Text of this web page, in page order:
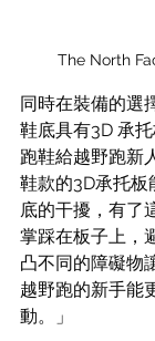
The North
同時在裝備的選
鞋底具有3D 承
跑鞋給越野跑新
鞋款的3D承托板
底的干擾，有了
掌踩在板子上，
凸不同的障礙物
越野跑的新手能
動。」